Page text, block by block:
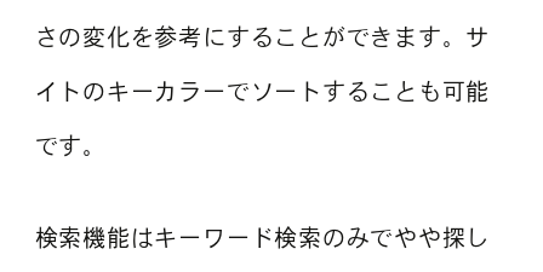
さの変化を参考にすることができます。サ
イトのキーカラーでソートすることも可能
です。
検索機能はキーワード検索のみでやや探し